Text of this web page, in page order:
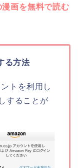
画を無料で読む
る方法
トを利用し
することが